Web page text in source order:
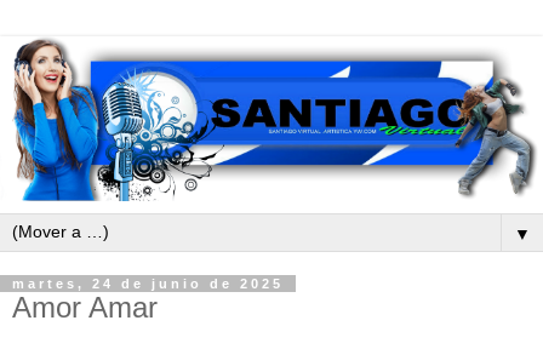
▼
martes, 24 de junio de 2025
Amor Amar